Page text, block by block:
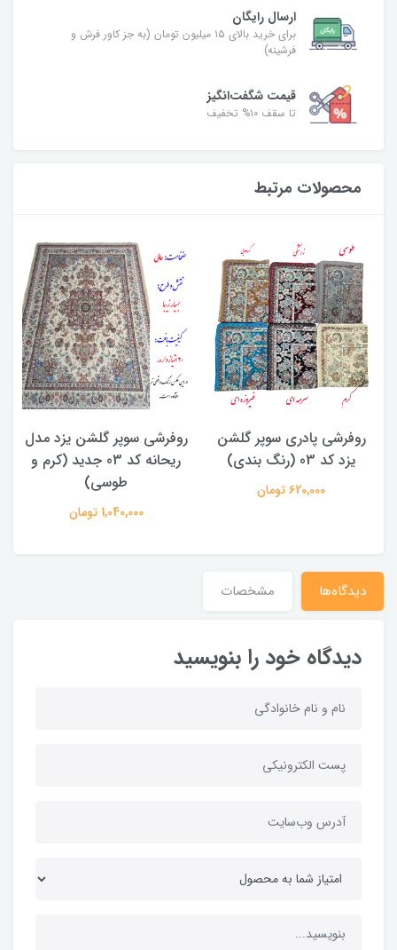
ارسال رایگان
برای خرید بالای ۱۵ میلیون تومان (به جز کاور فرش و
فرشینه)
قیمت شگفت‌انگیز
تا سقف ۱۰% تخفیف
محصولات مرتبط
روفرشی پادری سوپر گلشن
یزد کد 03 (رنگ بندی)
620,000 تومان
روفرشی سوپر گلشن یزد مدل
ریحانه کد 03 جدید (کرم و
طوسی)
1,040,000 تومان
دیدگاه‌ها مشخصات
دیدگاه خود را بنویسید